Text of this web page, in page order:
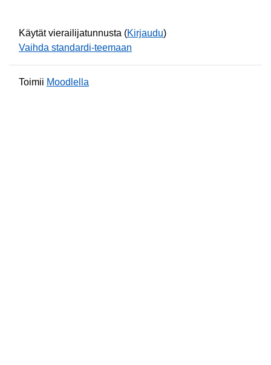
Käytät vierailijatunnusta (Kirjaudu)
Vaihda standardi-teemaan
Toimii Moodlella